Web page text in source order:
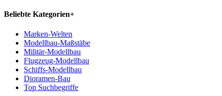
Beliebte Kategorien+
Marken-Welten
Modellbau-Maßstäbe
Militär-Modellbau
Flugzeug-Modellbau
Schiffs-Modellbau
Dioramen-Bau
Top Suchbegriffe